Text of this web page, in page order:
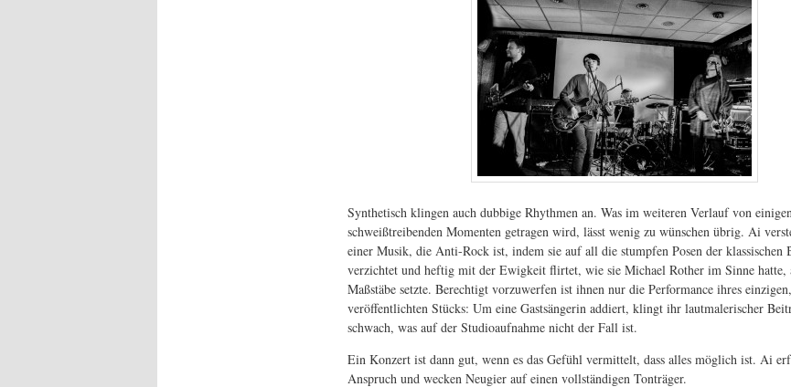
Synthetisch klingen auch dubbige Rhythmen an. Was im weiteren Verlauf von
schweißtreibenden Momenten getragen wird, lässt wenig zu wünschen übrig. Ai
einer Musik, die Anti-Rock ist, indem sie auf all die stumpfen Posen der klassischen
verzichtet und heftig mit der Ewigkeit flirtet, wie sie Michael Rother im Sinne hatte,
Maßstäbe setzte. Berechtigt vorzuwerfen ist ihnen nur die Performance ihres
veröffentlichten Stücks: Um eine Gastsängerin addiert, klingt ihr lautmalerischer
schwach, was auf der Studioaufnahme nicht der Fall ist.
Ein Konzert ist dann gut, wenn es das Gefühl vermittelt, dass alles möglich ist. Ai
Anspruch und wecken Neugier auf einen vollständigen Tonträger.